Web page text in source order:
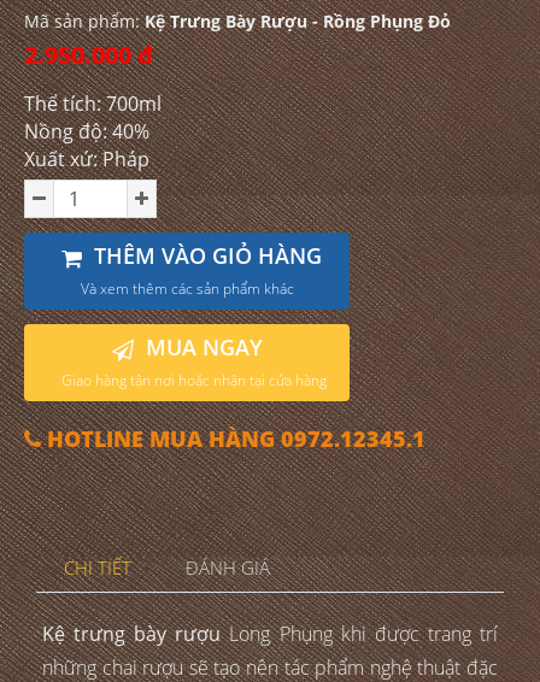
Mã sản phẩm:Kệ Trưng Bày Rượu - Rồng Phụng Đỏ
2.950.000 đ
Thể tích: 700ml
Nồng độ: 40%
Xuất xứ: Pháp
THÊM VÀO GIỎ HÀNG
Và xem thêm các sản phẩm khác
MUA NGAY
Giao hàng tận nơi hoặc nhận tại cửa hàng
HOTLINE MUA HÀNG 0972.12345.1
CHI TIẾT ĐÁNH GIÁ
Kệ trưng bày rượuLong Phụng khi được trang trí
những chai rượu sẽ tạo nên tác phẩm nghệ thuật đặc